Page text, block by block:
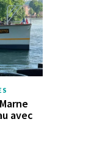
avec